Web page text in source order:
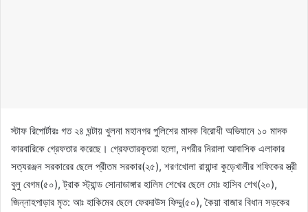
স্টাফ রিপোর্টারঃ গত ২৪ ঘন্টায় খুলনা মহানগর পুলিশের মাদক বিরোধী অভিযানে ১০ মাদক
কারবারিকে গ্রেফতার করেছে। গ্রেফতারকৃতরা হলো, নগরীর নিরালা আবাসিক এলাকার
সত্যরঞ্জন সরকারের ছেলে প্রীতম সরকার(২৫), শরণখোলা রায়ান্দা কুড়েখালীর শফিকের স্ত্রী
বুলু বেগম(৫০), ট্রাক স্ট্যান্ড সোনাডাঙ্গার হালিম শেখের ছেলে মোঃ হাসিব শেখ(২০),
জিন্নাহপাড়ার মৃত: আঃ হাকিমের ছেলে ফেরদাউস ফিদ্দু(৫০), কৈয়া বাজার বিধান সড়কের